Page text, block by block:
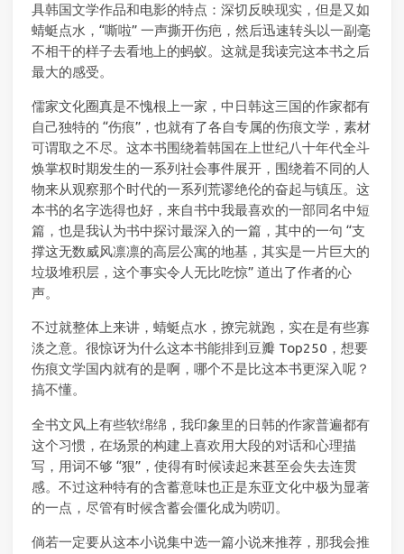
具韩国文学作品和电影的特点：深切反映现实，但是又如
蜻蜓点水，“嘶啦” 一声撕开伤疤，然后迅速转头以一副毫
不相干的样子去看地上的蚂蚁。这就是我读完这本书之后
最大的感受。
儒家文化圈真是不愧根上一家，中日韩这三国的作家都有
自己独特的 “伤痕”，也就有了各自专属的伤痕文学，素材
可谓取之不尽。这本书围绕着韩国在上世纪八十年代全斗
焕掌权时期发生的一系列社会事件展开，围绕着不同的人
物来从观察那个时代的一系列荒谬绝伦的奋起与镇压。这
本书的名字选得也好，来自书中我最喜欢的一部同名中短
篇，也是我认为书中探讨最深入的一篇，其中的一句 “支
撑这无数威风凛凛的高层公寓的地基，其实是一片巨大的
垃圾堆积层，这个事实令人无比吃惊” 道出了作者的心
声。
不过就整体上来讲，蜻蜓点水，撩完就跑，实在是有些寡
淡之意。很惊讶为什么这本书能排到豆瓣 Top250，想要
伤痕文学国内就有的是啊，哪个不是比这本书更深入呢？
搞不懂。
全书文风上有些软绵绵，我印象里的日韩的作家普遍都有
这个习惯，在场景的构建上喜欢用大段的对话和心理描
写，用词不够 “狠”，使得有时候读起来甚至会失去连贯
感。不过这种特有的含蓄意味也正是东亚文化中极为显著
的一点，尽管有时候含蓄会僵化成为唠叨。
倘若一定要从这本小说集中选一篇小说来推荐，那我会推